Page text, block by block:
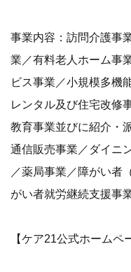
事業内容：訪問介護事
業／有料老人ホーム事
ビス事業／小規模多機
レンタル及び住宅改修
教育事業並びに紹介・
通信販売事業／ダイニ
／薬局事業／障がい者
がい者就労継続支援事
【ケア21公式ホームペ